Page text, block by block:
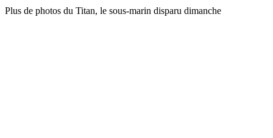
Plus de photos du Titan, le sous-marin disparu dimanche